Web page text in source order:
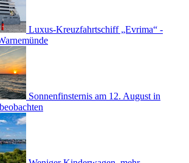
Luxus-Kreuzfahrtschiff „Evrima“ -
Sonnenfinsternis am 12. August in